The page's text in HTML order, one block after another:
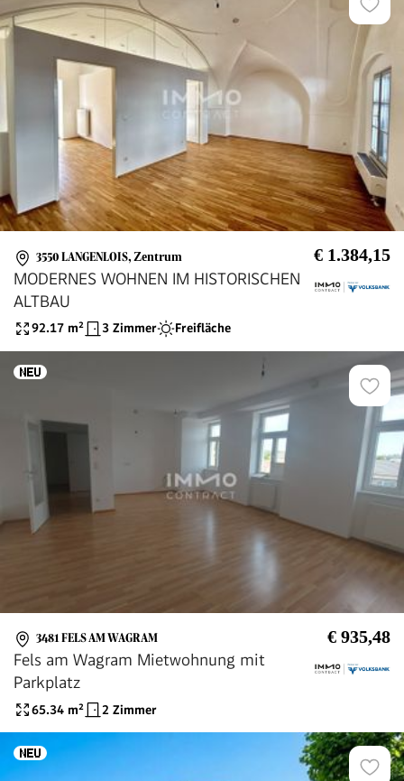
3550 LANGENLOIS, Zentrum € 1.384,15
MODERNES WOHNEN IM HISTORISCHEN
ALTBAU
92.17 m² 3 Zimmer Freifläche
3481 FELS AM WAGRAM € 935,48
Fels am Wagram Mietwohnung mit
Parkplatz
65.34 m² 2 Zimmer